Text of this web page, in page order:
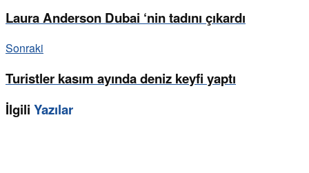
Laura Anderson Dubai ‘nin tadını çıkardı
Sonraki
Turistler kasım ayında deniz keyfi yaptı
İlgili Yazılar